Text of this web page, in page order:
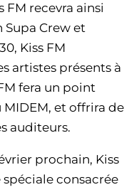
FM recevra ainsi
Supa Crew et
Kiss FM
artistes présents à
fera un point
et offrira de
auditeurs.
prochain, Kiss
consacrée